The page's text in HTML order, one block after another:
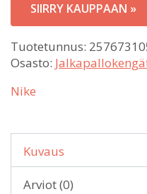
SIIRRY KAUPPAAN »
Tuotetunnus:
Osasto:
Nike
Kuvaus
Arviot (0)